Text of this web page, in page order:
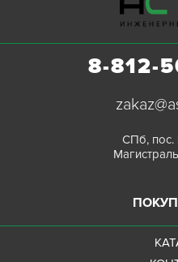
8-812-
СПб, пос.